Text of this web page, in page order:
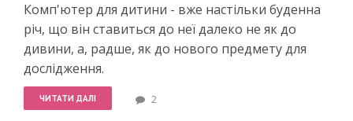
Комп'ютер для дитини - вже настільки буденна
річ, що він ставиться до неї далеко не як до
дивини, а, радше, як до нового предмету для
дослідження.
ЧИТАТИ ДАЛІ 2